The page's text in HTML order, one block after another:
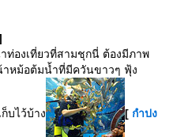
ท่องเที่ยวที่สามชุกนี่ ต้องมีภาพ
หม้อต้มน้ำที่มีควันขาวๆ ฟุ้ง
บไว้บ้าง [ กำปง